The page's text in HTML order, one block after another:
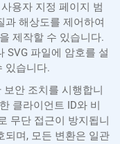
용자 지정 페이지 범
과 해상도를 제어하여
제작할 수 있습니다.
SVG 파일에 암호를 설
있습니다.
안 조치를 시행합니
클라이언트 ID와 비
무단 접근이 방지됩니
되며, 모든 변환은 일관